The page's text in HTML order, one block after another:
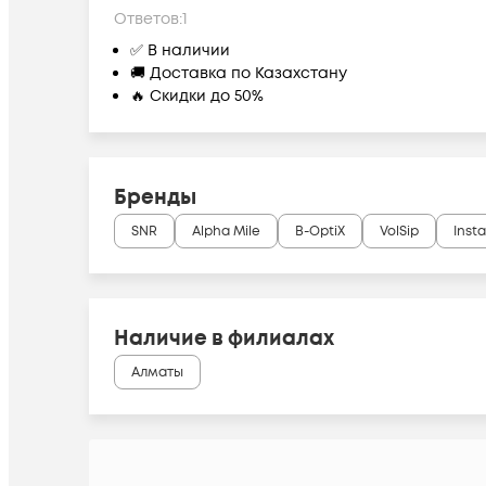
Ответов:1
✅ В наличии
🚚 Доставка по Казахстану
🔥 Скидки до 50%
Бренды
SNR Alpha Mile B-OptiX VolSip
Наличие в филиалах
Алматы